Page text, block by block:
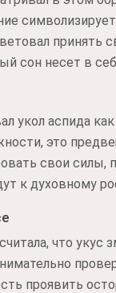
принять
сон несет в
укол аспида
это
свои силы,
к духовному
что
проявить